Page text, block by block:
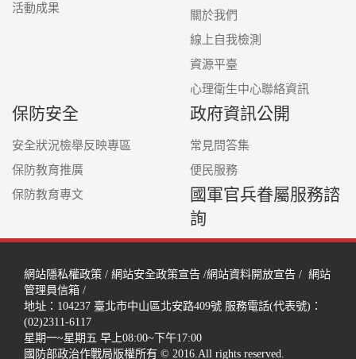
活動成果
關於我們
線上自我檢測
資源平臺
心理衛生中心聯絡資訊
保防安全
安全狀況檢舉反映專區
保防教育推廣
保防教育專文
政府資訊公開
常見問答集
便民服務
國軍官兵眷屬服務諮
詢
網站隱私權政策 / 網站安全政策宣告 /網站資料開放宣告 / 網站
管理員信箱 /
地址：104237 臺北市中山區北安路409號 服務電話(代表號)：
(02)2311-6117
星期一~星期五 早上08:00~下午17:00
國防部政治作戰局版權所有 © 2016.All rights reserved.